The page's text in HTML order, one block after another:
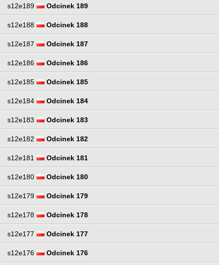
s12e189 Odcinek 189
s12e188 Odcinek 188
s12e187 Odcinek 187
s12e186 Odcinek 186
s12e185 Odcinek 185
s12e184 Odcinek 184
s12e183 Odcinek 183
s12e182 Odcinek 182
s12e181 Odcinek 181
s12e180 Odcinek 180
s12e179 Odcinek 179
s12e178 Odcinek 178
s12e177 Odcinek 177
s12e176 Odcinek 176